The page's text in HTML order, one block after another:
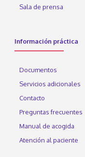
Sala de prensa
Información práctica
Documentos
Servicios adicionales
Contacto
Preguntas frecuentes
Manual de acogida
Atención al paciente